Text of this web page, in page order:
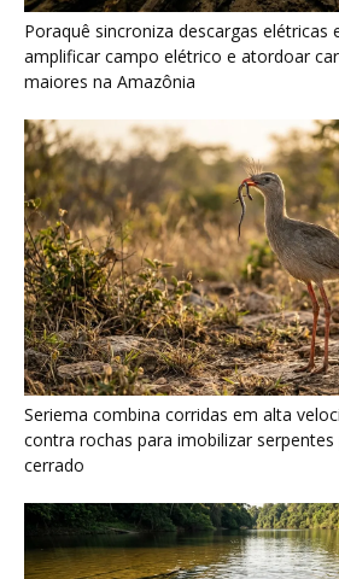
Seriema combina corridas em alta
contra rochas para imobilizar serpentes
cerrado
Ariranha sincroniza caça coletiva com
e cerca cardumes em rios rasos da